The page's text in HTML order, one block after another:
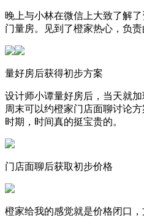
晚上与小林在微信上大致了解
门量房。见到了橙家热心，负责
量好房后获得初步方案
设计师小谭量好房后，当天就
周末可以约橙家门店面聊讨论
时期，时间真的挺宝贵的。
门店面聊后获取初步价格
橙家给我的感觉就是价格闭口